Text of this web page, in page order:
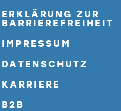
ERKLÄRUNG ZUR
BARRIEREFREIHEIT
IMPRESSUM
DATENSCHUTZ
KARRIERE
B2B